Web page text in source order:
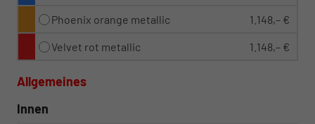
Phoenix orange metallic 1.148,– €
Velvet rot metallic 1.148,– €
Allgemeines
Innen